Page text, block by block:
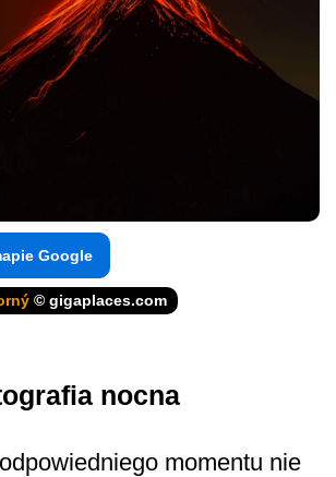
Google
© gigaplaces.com
nocna
momentu nie